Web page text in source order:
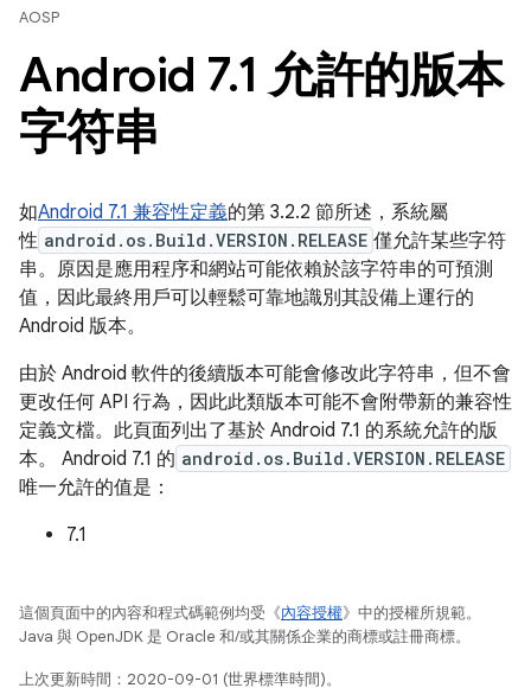
AOSP
Android 7.1 允許的版本
字符串
如Android 7.1 兼容性定義的第 3.2.2 節所述，系統屬
性 android.os.Build.VERSION.RELEASE 僅允許某些字符
串。原因是應用程序和網站可能依賴於該字符串的可預測
值，因此最終用戶可以輕鬆可靠地識別其設備上運行的
Android 版本。
由於 Android 軟件的後續版本可能會修改此字符串，但不會
更改任何 API 行為，因此此類版本可能不會附帶新的兼容性
定義文檔。此頁面列出了基於 Android 7.1 的系統允許的版
本。 Android 7.1 的 android.os.Build.VERSION.RELEASE
唯一允許的值是：
7.1
這個頁面中的內容和程式碼範例均受《內容授權》中的授權所規範。
Java 與 OpenJDK 是 Oracle 和/或其關係企業的商標或註冊商標。
上次更新時間：2020-09-01 (世界標準時間)。